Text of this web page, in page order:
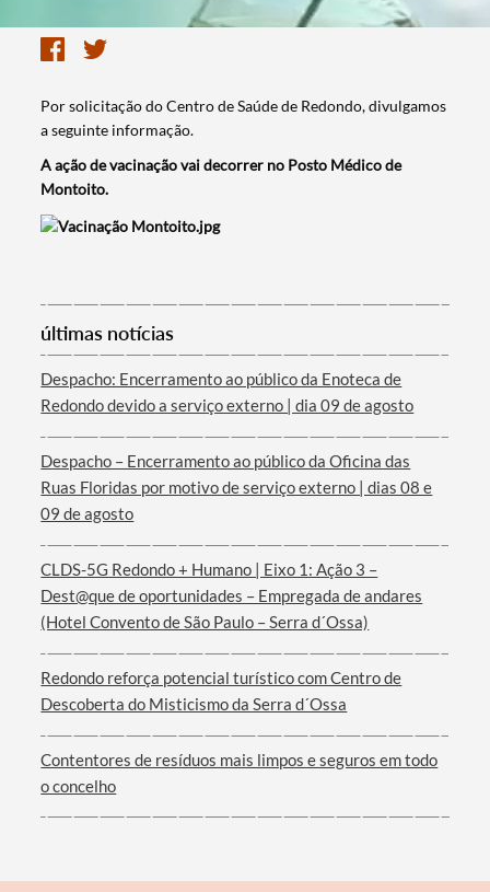
Termo de Pesquisa
Categorias gerais
Filtros
Por solicitação do Centro de Saúde de Redondo, divulgamos
a seguinte informação.
A ação de vacinação vai decorrer no Posto Médico de
Montoito.
últimas notícias
Despacho: Encerramento ao público da Enoteca de
Redondo devido a serviço externo | dia 09 de agosto
Despacho – Encerramento ao público da Oficina das
Ruas Floridas por motivo de serviço externo | dias 08 e
09 de agosto
CLDS-5G Redondo + Humano | Eixo 1: Ação 3 –
Dest@que de oportunidades – Empregada de andares
(Hotel Convento de São Paulo – Serra d´Ossa)
Redondo reforça potencial turístico com Centro de
Descoberta do Misticismo da Serra d´Ossa
Contentores de resíduos mais limpos e seguros em todo
o concelho